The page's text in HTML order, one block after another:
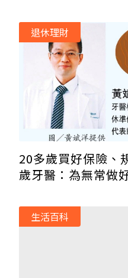
20多歲買好保險、
歲牙醫：為無常做
退休理財
生活百科